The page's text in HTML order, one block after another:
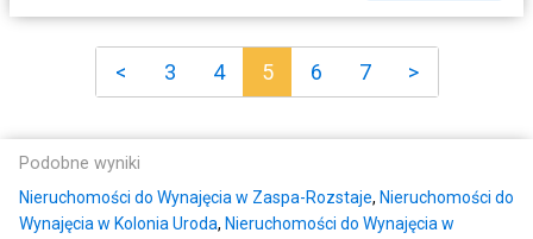
< 3 4 5 6 7 >
Podobne wyniki
Nieruchomości do Wynajęcia w Zaspa-Rozstaje, Nieruchomości do
Wynajęcia w Kolonia Uroda, Nieruchomości do Wynajęcia w